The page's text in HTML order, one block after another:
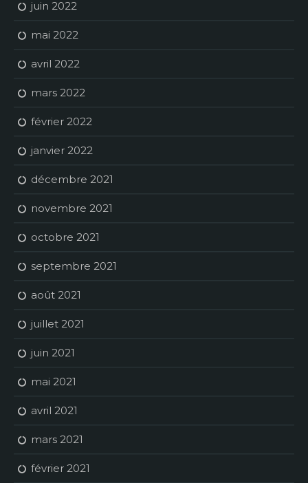
juin 2022
mai 2022
avril 2022
mars 2022
février 2022
janvier 2022
décembre 2021
novembre 2021
octobre 2021
septembre 2021
août 2021
juillet 2021
juin 2021
mai 2021
avril 2021
mars 2021
février 2021